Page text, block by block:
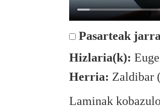
Pasarteak
Hizlaria(k):
Herria: Zaldibar
Laminak